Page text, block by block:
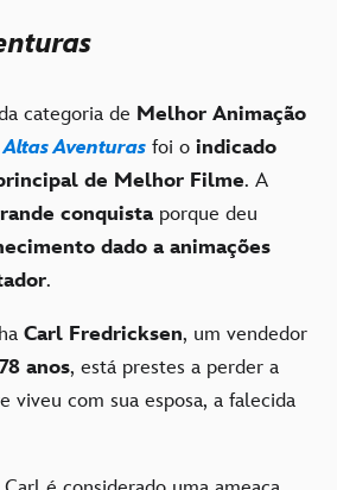
categoria de Melhor Animação
Aventuras foi o indicado
de Melhor Filme. A
conquista porque deu
dado a animações
.
Carl Fredricksen, um vendedor
78 anos, está prestes a perder a
viveu com sua esposa, a falecida